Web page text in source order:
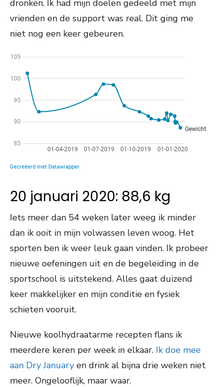
dronken. Ik had mijn doelen gedeeld met mijn
vrienden en de support was real. Dit ging me
niet nog een keer gebeuren.
20 januari 2020: 88,6 kg
Iets meer dan 54 weken later weeg ik minder
dan ik ooit in mijn volwassen leven woog. Het
sporten ben ik weer leuk gaan vinden. Ik probeer
nieuwe oefeningen uit en de begeleiding in de
sportschool is uitstekend. Alles gaat duizend
keer makkelijker en mijn conditie en fysiek
schieten vooruit.
Nieuwe koolhydraatarme recepten flans ik
meerdere keren per week in elkaar. Ik doe mee
aan Dry January en drink al bijna drie weken niet
meer. Ongelooflijk, maar waar.